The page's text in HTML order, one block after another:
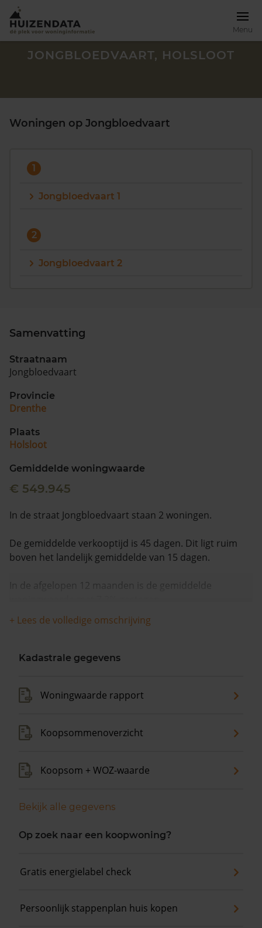
Menu
Zoek een woning
Maandag t/m vrijdag - 08:00 -18:00
JONGBLOEDVAART, HOLSLOOT
Woningen op Jongbloedvaart
1
Jongbloedvaart 1
2
Jongbloedvaart 2
Samenvatting
Straatnaam
Jongbloedvaart
Provincie
Drenthe
Plaats
Holsloot
Gemiddelde woningwaarde
€ 549.945
In de straat Jongbloedvaart staan 2 woningen.
De gemiddelde verkooptijd is 45 dagen. Dit ligt ruim
boven het landelijk gemiddelde van 15 dagen.
In de afgelopen 12 maanden is de gemiddelde
+ Lees de volledige omschrijving
Kadastrale gegevens
Woningwaarde rapport
Koopsommenoverzicht
Koopsom + WOZ-waarde
Bekijk alle gegevens
Op zoek naar een koopwoning?
Gratis energielabel check
Persoonlijk stappenplan huis kopen